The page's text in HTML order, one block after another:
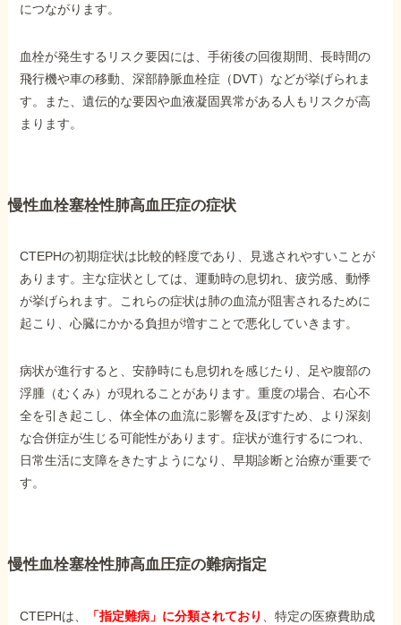
他社と何が違うの？
当事務所に
089-907-3797
受付時間：平日9:00~18:00
につながります。
血栓が発生するリスク要因には、手術後の回復期間、長時間の
飛行機や車の移動、深部静脈血栓症（DVT）などが挙げられま
す。また、遺伝的な要因や血液凝固異常がある人もリスクが高
まります。
慢性血栓塞栓性肺高血圧症の症状
CTEPHの初期症状は比較的軽度であり、見逃されやすいことが
あります。主な症状としては、運動時の息切れ、疲労感、動悸
が挙げられます。これらの症状は肺の血流が阻害されるために
起こり、心臓にかかる負担が増すことで悪化していきます。
病状が進行すると、安静時にも息切れを感じたり、足や腹部の
浮腫（むくみ）が現れることがあります。重度の場合、右心不
全を引き起こし、体全体の血流に影響を及ぼすため、より深刻
な合併症が生じる可能性があります。症状が進行するにつれ、
日常生活に支障をきたすようになり、早期診断と治療が重要で
す。
慢性血栓塞栓性肺高血圧症の難病指定
CTEPHは、 「指定難病」に分類されており
、特定の医療費助成